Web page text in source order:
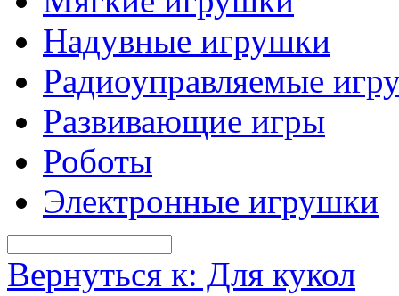
Надувные игрушки
Радиоуправляемые
Развивающие игры
Роботы
Электронные игрушки
Вернуться к: Для кукол